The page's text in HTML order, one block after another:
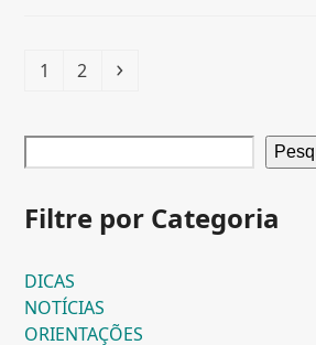
Page
1 Page
2
Filtre por Categoria
DICAS
NOTÍCIAS
ORIENTAÇÕES